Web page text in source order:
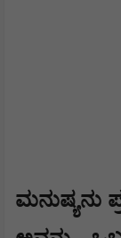
ಮನುಷ್ಯನು